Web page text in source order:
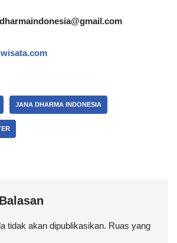
JANA DHARMA INDONESIA
tidak akan dipublikasikan. Ruas yang